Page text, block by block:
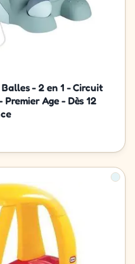
- 2 en 1 - Circuit
Age - Dès 12